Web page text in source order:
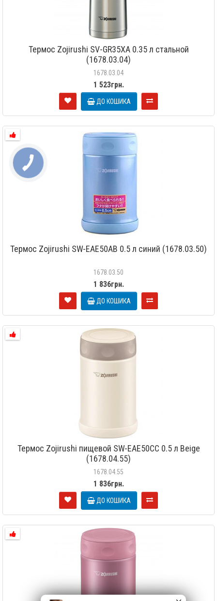
Термос Zojirushi SV-GR35XA 0.35 л стальной
(1678.03.04)
1678.03.04
1 523грн.
ДО КОШИКА
Термос Zojirushi SW-EAE50AB 0.5 л синий (1678.03.50)
1678.03.50
1 836грн.
ДО КОШИКА
Термос Zojirushi пищевой SW-EAE50CC 0.5 л Beige
(1678.04.55)
1678.04.55
1 836грн.
ДО КОШИКА
КНОПКА
СВЯЗИ